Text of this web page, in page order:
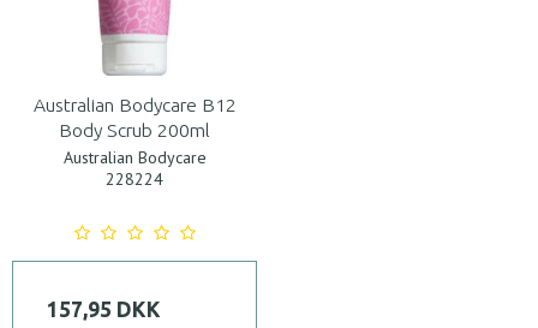
Australian Bodycare B12
Body Scrub 200ml
Australian Bodycare
228224
157,95 DKK